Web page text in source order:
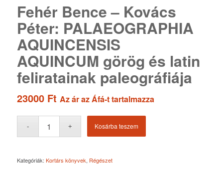
Fehér Bence – Kovács
Péter: PALAEOGRAPHIA
AQUINCENSIS
AQUINCUM görög és latin
feliratainak paleográfiája
23000 Ft Az ár az Áfá-t tartalmazza
Kosárba teszem
Kategóriák: Kortárs könyvek, Régészet